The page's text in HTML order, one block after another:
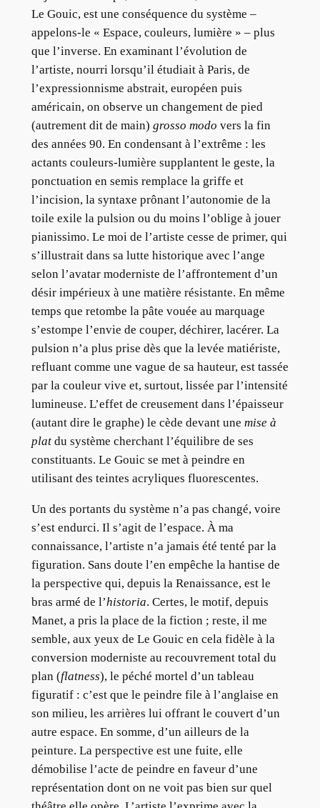
Le Gouic, est une conséquence du système –
appelons-le « Espace, couleurs, lumière » – plus
que l’inverse. En examinant l’évolution de
l’artiste, nourri lorsqu’il étudiait à Paris, de
l’expressionnisme abstrait, européen puis
américain, on observe un changement de pied
(autrement dit de main) grosso modo vers la fin
des années 90. En condensant à l’extrême : les
actants couleurs-lumière supplantent le geste, la
ponctuation en semis remplace la griffe et
l’incision, la syntaxe prônant l’autonomie de la
toile exile la pulsion ou du moins l’oblige à jouer
pianissimo. Le moi de l’artiste cesse de primer, qui
s’illustrait dans sa lutte historique avec l’ange
selon l’avatar moderniste de l’affrontement d’un
désir impérieux à une matière résistante. En même
temps que retombe la pâte vouée au marquage
s’estompe l’envie de couper, déchirer, lacérer. La
pulsion n’a plus prise dès que la levée matiériste,
refluant comme une vague de sa hauteur, est tassée
par la couleur vive et, surtout, lissée par l’intensité
lumineuse. L’effet de creusement dans l’épaisseur
(autant dire le graphe) le cède devant une mise à
plat du système cherchant l’équilibre de ses
constituants. Le Gouic se met à peindre en
utilisant des teintes acryliques fluorescentes.
Un des portants du système n’a pas changé, voire
s’est endurci. Il s’agit de l’espace. À ma
connaissance, l’artiste n’a jamais été tenté par la
figuration. Sans doute l’en empêche la hantise de
la perspective qui, depuis la Renaissance, est le
bras armé de l’historia. Certes, le motif, depuis
Manet, a pris la place de la fiction ; reste, il me
semble, aux yeux de Le Gouic en cela fidèle à la
conversion moderniste au recouvrement total du
plan (flatness), le péché mortel d’un tableau
figuratif : c’est que le peindre file à l’anglaise en
son milieu, les arrières lui offrant le couvert d’un
autre espace. En somme, d’un ailleurs de la
peinture. La perspective est une fuite, elle
démobilise l’acte de peindre en faveur d’une
représentation dont on ne voit pas bien sur quel